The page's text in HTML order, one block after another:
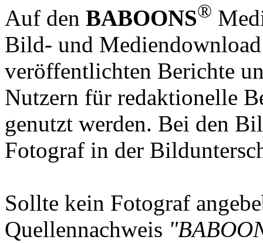
Auf den BABOONS®
Bild- und
veröffentlichten Berichte
Nutzern für redaktionelle
genutzt werden. Bei den
Fotograf in der
Sollte kein Fotograf
Quellennachweis